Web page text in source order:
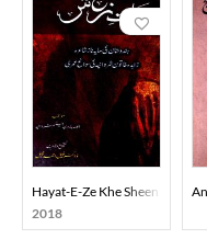
Hayat-E-Ze Khe Sheen
2018